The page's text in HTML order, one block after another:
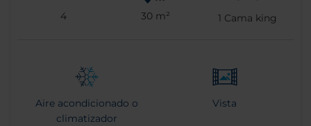
4 30 m² 1 Cama king
Aire acondicionado o
climatizador
Vista